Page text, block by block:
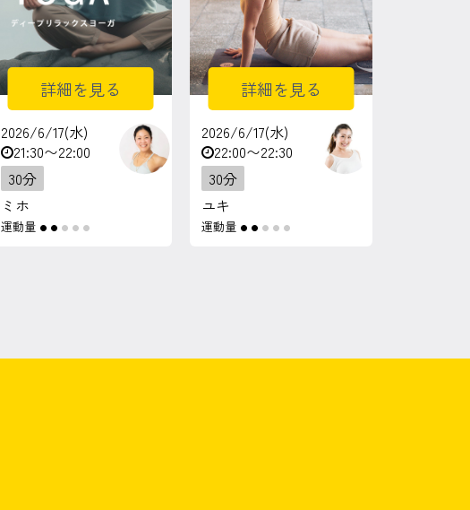
詳細を見る
2026/6/17(水)
21:30〜22:00
30分
ミホ
運動量 ● ● ● ● ●
詳細を見る
2026/6/17(水)
22:00〜22:30
30分
ユキ
運動量 ● ● ● ● ●